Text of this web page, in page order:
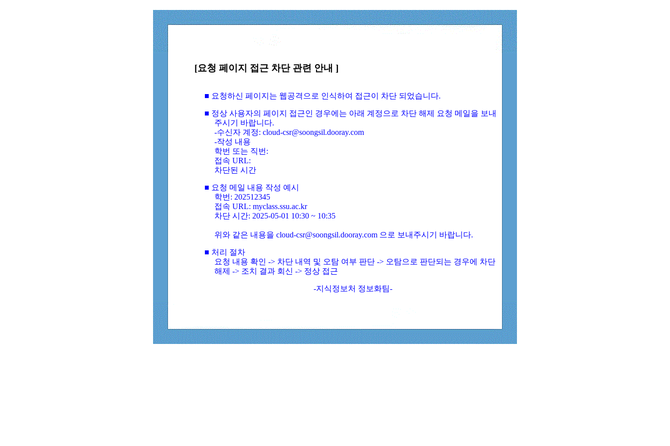
[요청 페이지 접근 차단 관련 안내 ]
■ 요청하신 페이지는 웹공격으로 인식하여 접근이 차단 되었습니다.
■ 정상 사용자의 페이지 접근인 경우에는 아래 계정으로 차단 해제 요청 메일을 보내
주시기 바랍니다.
-수신자 계정: cloud-csr@soongsil.dooray.com
-작성 내용
학번 또는 직번:
접속 URL:
차단된 시간
■ 요청 메일 내용 작성 예시
학번: 202512345
접속 URL: myclass.ssu.ac.kr
차단 시간: 2025-05-01 10:30 ~ 10:35
위와 같은 내용을 cloud-csr@soongsil.dooray.com 으로 보내주시기 바랍니다.
■ 처리 절차
요청 내용 확인 -> 차단 내역 및 오탐 여부 판단 -> 오탐으로 판단되는 경우에 차단
해제 -> 조치 결과 회신 -> 정상 접근
-지식정보처 정보화팀-